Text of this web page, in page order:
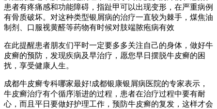
患者有疼痛感和功能障碍，指趾甲可以出现变形，在严重病例
有骨质破坏。对这种类型银屑病的治疗一直较为棘手，煤焦油
制剂、口服视黄醛等药物有时候对肢端脓疱病有效
在此提醒患者朋友们平时一定要多多关注自己的身体，做好牛
皮癣的预防，发现疾病及早治疗，愿您早日摆脱牛皮癣的困
扰，享受健康人生。
成都牛皮癣专科哪家最好!成都银康银屑病医院的专家表示，
牛皮癣治疗有个循序渐进的过程，患者在治疗过程中要有耐
心，而且平日要做好护理工作，预防牛皮癣的复发，这样才会